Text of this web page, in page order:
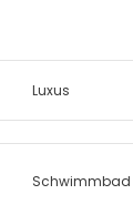
Luxus
Schwimmbad